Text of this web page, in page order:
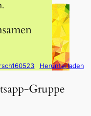
Herunterladen
Gruppe